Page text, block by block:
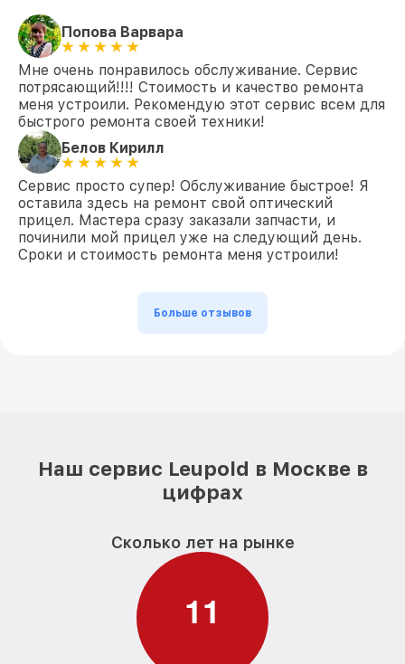
Попова Варвара
Мне очень понравилось обслуживание. Сервис
потрясающий!!!! Стоимость и качество ремонта
меня устроили. Рекомендую этот сервис всем для
быстрого ремонта своей техники!
Белов Кирилл
Сервис просто супер! Обслуживание быстрое! Я
оставила здесь на ремонт свой оптический
прицел. Мастера сразу заказали запчасти, и
починили мой прицел уже на следующий день.
Сроки и стоимость ремонта меня устроили!
Больше отзывов
Наш сервис Leupold в Москве в
цифрах
Сколько лет на рынке
11